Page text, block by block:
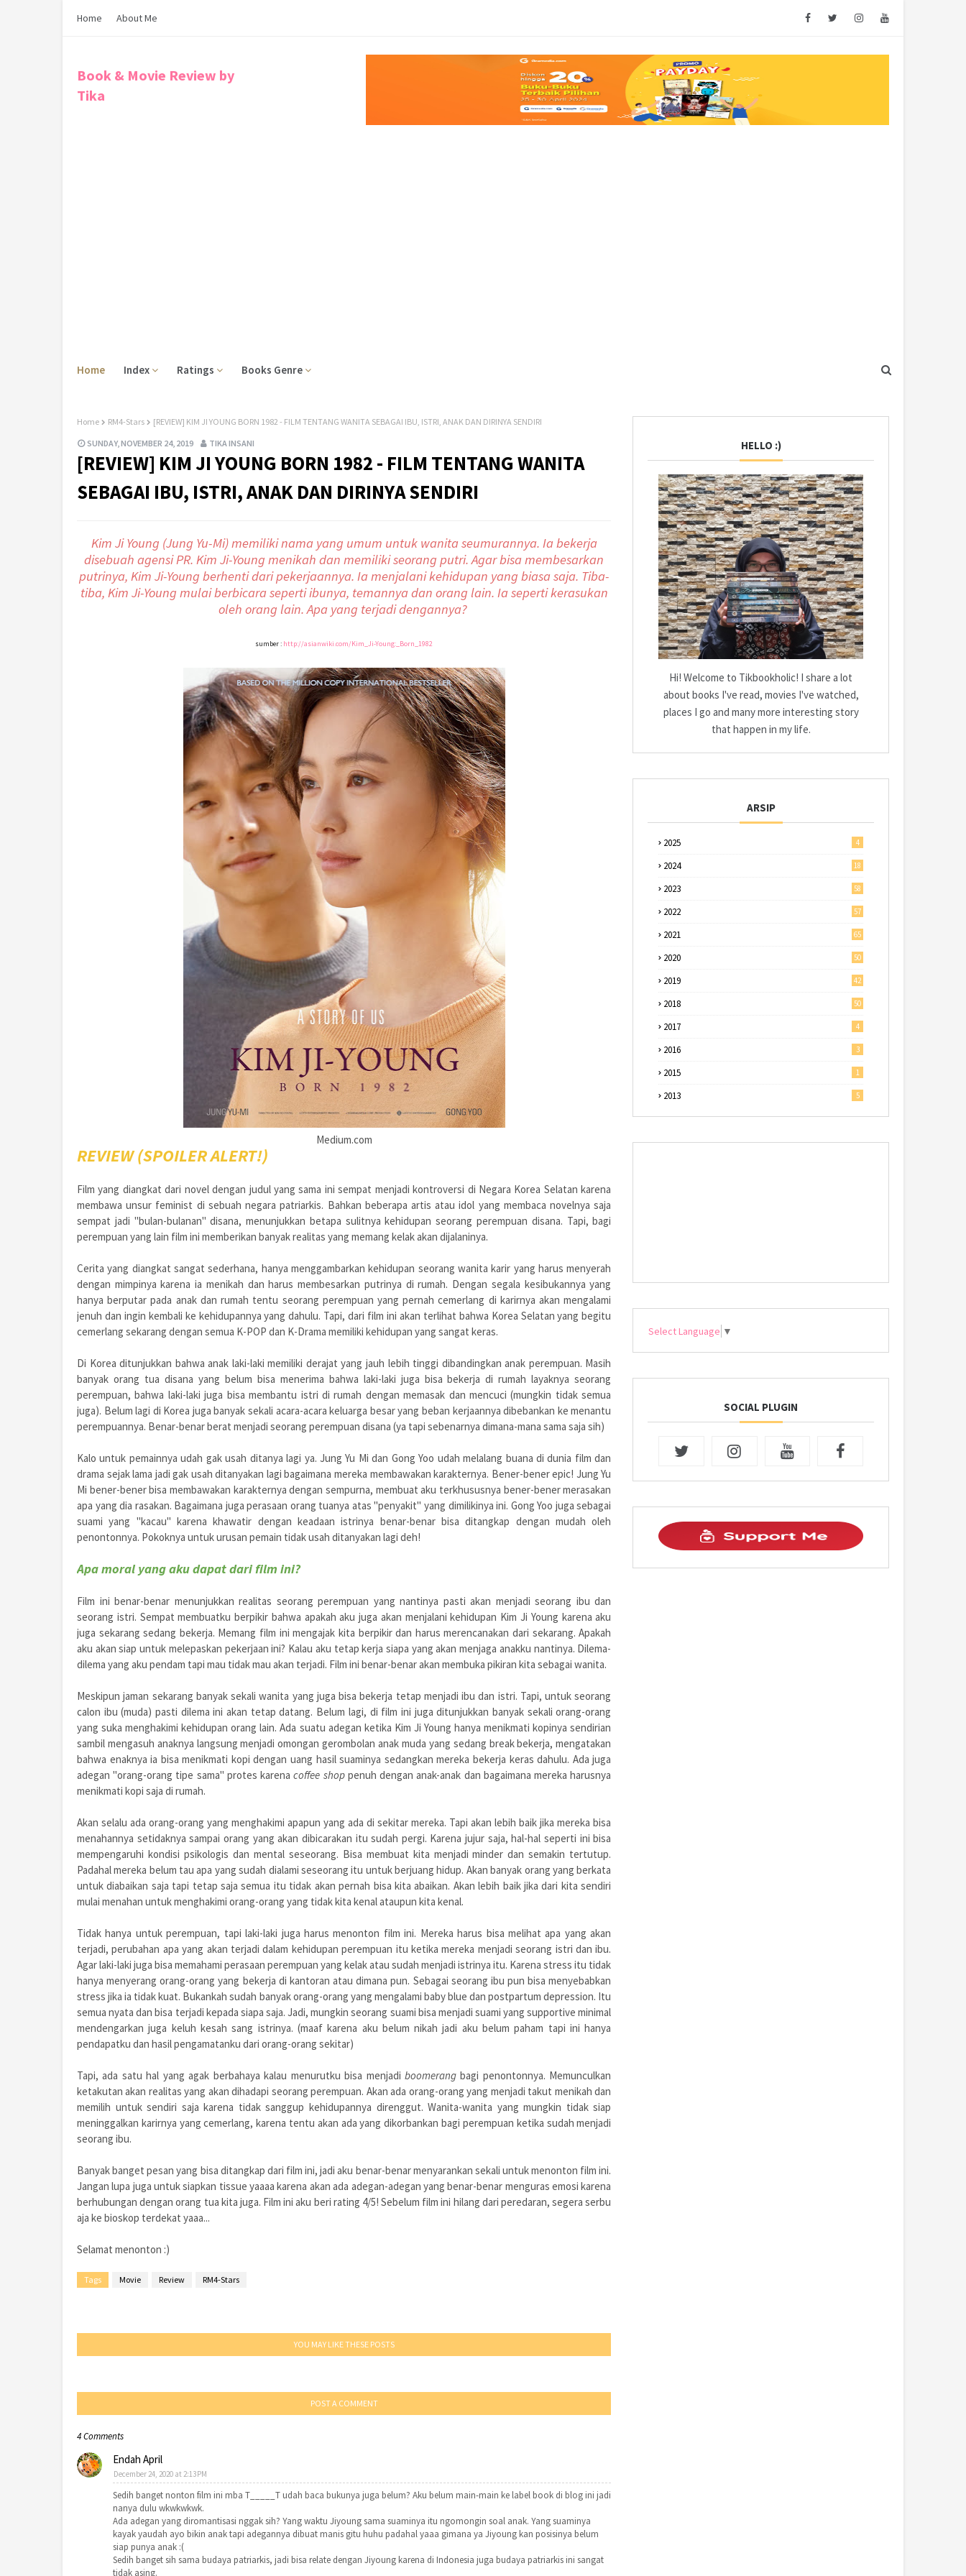
Home About Me
Book & Movie Review by
Tika
Home Index Ratings Books Genre
Home RM4-Stars
[REVIEW] KIM JI YOUNG BORN 1982 - FILM TENTANG WANITA SEBAGAI IBU, ISTRI, ANAK DAN DIRINYA SENDIRI
SUNDAY, NOVEMBER 24, 2019
TIKA INSANI
[REVIEW] KIM JI YOUNG BORN 1982 - FILM TENTANG WANITA
SEBAGAI IBU, ISTRI, ANAK DAN DIRINYA SENDIRI
Kim Ji Young (Jung Yu-Mi) memiliki nama yang umum untuk wanita seumurannya. Ia bekerja
disebuah agensi PR. Kim Ji-Young menikah dan memiliki seorang putri. Agar bisa membesarkan
putrinya, Kim Ji-Young berhenti dari pekerjaannya. Ia menjalani kehidupan yang biasa saja. Tiba-
tiba, Kim Ji-Young mulai berbicara seperti ibunya, temannya dan orang lain. Ia seperti kerasukan
oleh orang lain. Apa yang terjadi dengannya?
sumber : http://asianwiki.com/Kim_Ji-Young:_Born_1982
Medium.com
REVIEW (SPOILER ALERT!)
Film yang diangkat dari novel dengan judul yang sama ini sempat menjadi kontroversi di Negara Korea Selatan karena
membawa unsur feminist di sebuah negara patriarkis. Bahkan beberapa artis atau idol yang membaca novelnya saja
sempat jadi "bulan-bulanan" disana, menunjukkan betapa sulitnya kehidupan seorang perempuan disana. Tapi, bagi
perempuan yang lain film ini memberikan banyak realitas yang memang kelak akan dijalaninya.
Cerita yang diangkat sangat sederhana, hanya menggambarkan kehidupan seorang wanita karir yang harus menyerah
dengan mimpinya karena ia menikah dan harus membesarkan putrinya di rumah. Dengan segala kesibukannya yang
hanya berputar pada anak dan rumah tentu seorang perempuan yang pernah cemerlang di karirnya akan mengalami
jenuh dan ingin kembali ke kehidupannya yang dahulu. Tapi, dari film ini akan terlihat bahwa Korea Selatan yang begitu
cemerlang sekarang dengan semua K-POP dan K-Drama memiliki kehidupan yang sangat keras.
Di Korea ditunjukkan bahwa anak laki-laki memiliki derajat yang jauh lebih tinggi dibandingkan anak perempuan. Masih
banyak orang tua disana yang belum bisa menerima bahwa laki-laki juga bisa bekerja di rumah layaknya seorang
perempuan, bahwa laki-laki juga bisa membantu istri di rumah dengan memasak dan mencuci (mungkin tidak semua
juga). Belum lagi di Korea juga banyak sekali acara-acara keluarga besar yang beban kerjaannya dibebankan ke menantu
perempuannya. Benar-benar berat menjadi seorang perempuan disana (ya tapi sebenarnya dimana-mana sama saja sih)
Kalo untuk pemainnya udah gak usah ditanya lagi ya. Jung Yu Mi dan Gong Yoo udah melalang buana di dunia film dan
drama sejak lama jadi gak usah ditanyakan lagi bagaimana mereka membawakan karakternya. Bener-bener epic! Jung Yu
Mi bener-bener bisa membawakan karakternya dengan sempurna, membuat aku terkhususnya bener-bener merasakan
apa yang dia rasakan. Bagaimana juga perasaan orang tuanya atas "penyakit" yang dimilikinya ini. Gong Yoo juga sebagai
suami yang "kacau" karena khawatir dengan keadaan istrinya benar-benar bisa ditangkap dengan mudah oleh
penontonnya. Pokoknya untuk urusan pemain tidak usah ditanyakan lagi deh!
Apa moral yang aku dapat dari film ini?
Film ini benar-benar menunjukkan realitas seorang perempuan yang nantinya pasti akan menjadi seorang ibu dan
seorang istri. Sempat membuatku berpikir bahwa apakah aku juga akan menjalani kehidupan Kim Ji Young karena aku
juga sekarang sedang bekerja. Memang film ini mengajak kita berpikir dan harus merencanakan dari sekarang. Apakah
aku akan siap untuk melepaskan pekerjaan ini? Kalau aku tetap kerja siapa yang akan menjaga anakku nantinya. Dilema-
dilema yang aku pendam tapi mau tidak mau akan terjadi. Film ini benar-benar akan membuka pikiran kita sebagai wanita.
Meskipun jaman sekarang banyak sekali wanita yang juga bisa bekerja tetap menjadi ibu dan istri. Tapi, untuk seorang
calon ibu (muda) pasti dilema ini akan tetap datang. Belum lagi, di film ini juga ditunjukkan banyak sekali orang-orang
yang suka menghakimi kehidupan orang lain. Ada suatu adegan ketika Kim Ji Young hanya menikmati kopinya sendirian
sambil mengasuh anaknya langsung menjadi omongan gerombolan anak muda yang sedang break bekerja, mengatakan
bahwa enaknya ia bisa menikmati kopi dengan uang hasil suaminya sedangkan mereka bekerja keras dahulu. Ada juga
adegan "orang-orang tipe sama" protes karenacoffee shop penuh dengan anak-anak dan bagaimana mereka harusnya
menikmati kopi saja di rumah.
Akan selalu ada orang-orang yang menghakimi apapun yang ada di sekitar mereka. Tapi akan lebih baik jika mereka bisa
menahannya setidaknya sampai orang yang akan dibicarakan itu sudah pergi. Karena jujur saja, hal-hal seperti ini bisa
mempengaruhi kondisi psikologis dan mental seseorang. Bisa membuat kita menjadi minder dan semakin tertutup.
Padahal mereka belum tau apa yang sudah dialami seseorang itu untuk berjuang hidup. Akan banyak orang yang berkata
untuk diabaikan saja tapi tetap saja semua itu tidak akan pernah bisa kita abaikan. Akan lebih baik jika dari kita sendiri
mulai menahan untuk menghakimi orang-orang yang tidak kita kenal ataupun kita kenal.
Tidak hanya untuk perempuan, tapi laki-laki juga harus menonton film ini. Mereka harus bisa melihat apa yang akan
terjadi, perubahan apa yang akan terjadi dalam kehidupan perempuan itu ketika mereka menjadi seorang istri dan ibu.
Agar laki-laki juga bisa memahami perasaan perempuan yang kelak atau sudah menjadi istrinya itu. Karena stress itu tidak
hanya menyerang orang-orang yang bekerja di kantoran atau dimana pun. Sebagai seorang ibu pun bisa menyebabkan
stress jika ia tidak kuat. Bukankah sudah banyak orang-orang yang mengalami baby blue dan postpartum depression. Itu
semua nyata dan bisa terjadi kepada siapa saja. Jadi, mungkin seorang suami bisa menjadi suami yang supportive minimal
mendengarkan juga keluh kesah sang istrinya. (maaf karena aku belum nikah jadi aku belum paham tapi ini hanya
pendapatku dan hasil pengamatanku dari orang-orang sekitar)
Tapi, ada satu hal yang agak berbahaya kalau menurutku bisa menjadi boomerangbagi penontonnya. Memunculkan
ketakutan akan realitas yang akan dihadapi seorang perempuan. Akan ada orang-orang yang menjadi takut menikah dan
memilih untuk sendiri saja karena tidak sanggup kehidupannya direnggut. Wanita-wanita yang mungkin tidak siap
meninggalkan karirnya yang cemerlang, karena tentu akan ada yang dikorbankan bagi perempuan ketika sudah menjadi
seorang ibu.
Banyak banget pesan yang bisa ditangkap dari film ini, jadi aku benar-benar menyarankan sekali untuk menonton film ini.
Jangan lupa juga untuk siapkan tissue yaaaa karena akan ada adegan-adegan yang benar-benar menguras emosi karena
berhubungan dengan orang tua kita juga. Film ini aku beri rating 4/5! Sebelum film ini hilang dari peredaran, segera serbu
aja ke bioskop terdekat yaaa...
Selamat menonton :)
Tags Movie Review RM4-Stars
YOU MAY LIKE THESE POSTS
POST A COMMENT
4 Comments
Endah April
December 24, 2020 at 2:13 PM
Sedih banget nonton film ini mba T_____T udah baca bukunya juga belum? Aku belum main-main ke label book di blog ini jadi
nanya dulu wkwkwkwk.
Ada adegan yang diromantisasi nggak sih? Yang waktu Jiyoung sama suaminya itu ngomongin soal anak. Yang suaminya
kayak yaudah ayo bikin anak tapi adegannya dibuat manis gitu huhu padahal yaaa gimana ya Jiyoung kan posisinya belum
siap punya anak :(
Sedih banget sih sama budaya patriarkis, jadi bisa relate dengan Jiyoung karena di Indonesia juga budaya patriarkis ini sangat
tidak asing.
HELLO :)
Hi! Welcome to Tikbookholic! I share a lot
about books I've read, movies I've watched,
places I go and many more interesting story
that happen in my life.
ARSIP
2025 4
2024 18
2023 58
2022 57
2021 65
2020 50
2019 42
2018 50
2017 4
2016 3
2015 1
2013 5
Select Language ▼
SOCIAL PLUGIN